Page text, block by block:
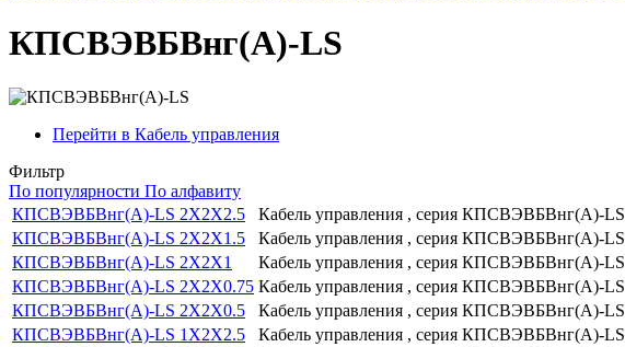
КПСВЭВБВнг(А)-LS
Перейти в Кабель управления
Фильтр
По популярности По алфавиту
КПСВЭВБВнг(А)-LS 2Х2Х2.5
Кабель управления , серия КПСВЭВБВнг(А)-LS
КПСВЭВБВнг(А)-LS 2Х2Х1.5
Кабель управления , серия КПСВЭВБВнг(А)-LS
КПСВЭВБВнг(А)-LS 2Х2Х1
Кабель управления , серия КПСВЭВБВнг(А)-LS
КПСВЭВБВнг(А)-LS 2Х2Х0.75 Кабель управления , серия КПСВЭВБВнг(А)-LS
КПСВЭВБВнг(А)-LS 2Х2Х0.5
Кабель управления , серия КПСВЭВБВнг(А)-LS
КПСВЭВБВнг(А)-LS 1Х2Х2.5
Кабель управления , серия КПСВЭВБВнг(А)-LS